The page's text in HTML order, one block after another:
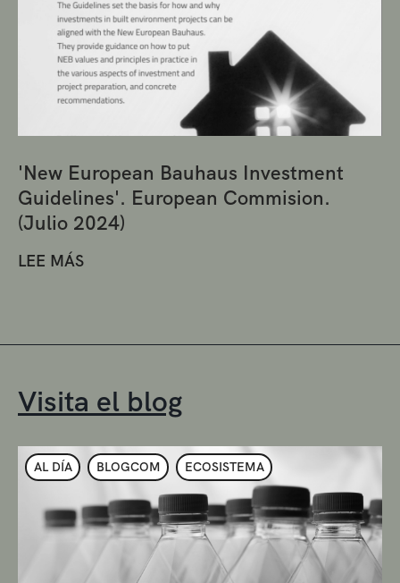
'New European Bauhaus Investment
Guidelines'. European Commision.
(Julio 2024)
LEE MÁS
Visita el blog
AL DÍA BLOGCOM ECOSISTEMA